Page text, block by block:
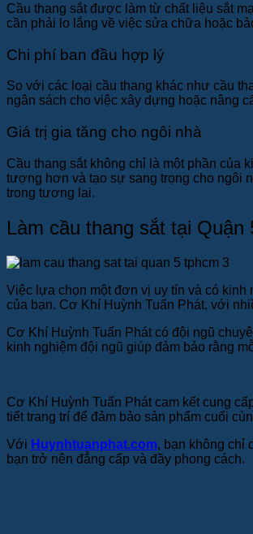
Cầu thang sắt được làm từ chất liệu sắt
cần phải lo lắng về việc sửa chữa hoặc
Chi phí ban đầu hợp lý
So với các loại cầu thang khác như cầu
ngân sách cho việc xây dựng hoặc nâng
Giá trị gia tăng cho ngôi nhà
Cầu thang sắt không chỉ là một phần của
tượng hơn và tạo sự sang trọng cho ngôi
trong tương lai.
Làm cầu thang sắt tại
Việc lựa chọn một đơn vị uy tín và có kinh
của bạn. Cơ Khí Huỳnh Tuấn Phát, với
Cơ Khí Huỳnh Tuấn Phát có đội ngũ
kinh nghiệm đội ngũ giúp đảm bảo rằng
Cơ Khí Huỳnh Tuấn Phát cam kết cung
tiết trang trí để đảm bảo sản phẩm cuối
Với Huynhtuanphat.com, bạn không chỉ
bạn trở nên đẳng cấp và đầy phong cách.